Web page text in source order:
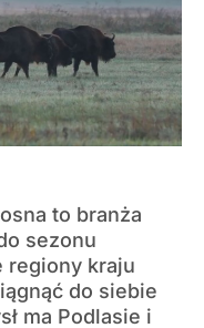
to branża
sezonu
regiony kraju
do siebie
ma Podlasie i